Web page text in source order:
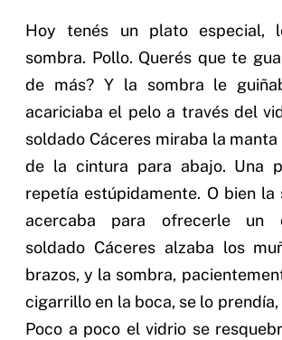
Hoy tenés un plato especial,
sombra. Pollo. Querés que te
de más? Y la sombra le
acariciaba el pelo a través del
soldado Cáceres miraba la
de la cintura para abajo. Una
repetía estúpidamente. O bien la
acercaba para ofrecerle un
soldado Cáceres alzaba los
brazos, y la sombra,
cigarrillo en la boca, se lo
Poco a poco el vidrio se